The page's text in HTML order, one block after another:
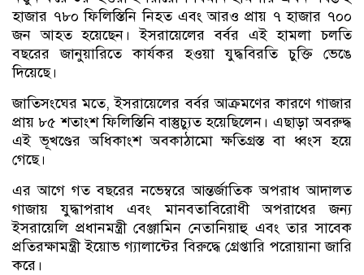
হাজার ৭৮০ ফিলিস্তিনি নিহত এবং আরও প্রায় ৭ হাজার ৭০০
জন আহত হয়েছেন। ইসরায়েলের বর্বর এই হামলা চলতি
বছরের জানুয়ারিতে কার্যকর হওয়া যুদ্ধবিরতি চুক্তি ভেঙে
দিয়েছে।
জাতিসংঘের মতে, ইসরায়েলের বর্বর আক্রমণের কারণে গাজার
প্রায় ৮৫ শতাংশ ফিলিস্তিনি বাস্তুচ্যুত হয়েছিলেন। এছাড়া অবরুদ্ধ
এই ভূখণ্ডের অধিকাংশ অবকাঠামো ক্ষতিগ্রস্ত বা ধ্বংস হয়ে
গেছে।
এর আগে গত বছরের নভেম্বরে আন্তর্জাতিক অপরাধ আদালত
গাজায় যুদ্ধাপরাধ এবং মানবতাবিরোধী অপরাধের জন্য
ইসরায়েলি প্রধানমন্ত্রী বেঞ্জামিন নেতানিয়াহু এবং তার সাবেক
প্রতিরক্ষামন্ত্রী ইয়োভ গ্যালান্টের বিরুদ্ধে গ্রেপ্তারি পরোয়ানা জারি
করে।